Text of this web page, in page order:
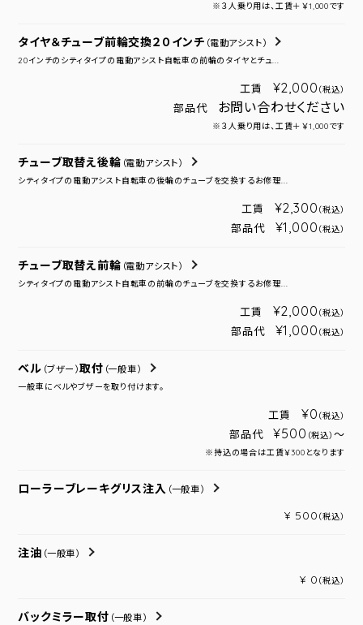
※３人乗り用は、工賃＋￥1,000です
タイヤ＆チューブ前輪交換２０インチ （電動アシスト）
20インチのシティタイプの電動アシスト自転車の前輪のタイヤとチュ...
工賃 ¥2,000 （税込）
部品代 お問い合わせください
※３人乗り用は、工賃＋￥1,000です
チューブ取替え後輪 （電動アシスト）
シティタイプの電動アシスト自転車の後輪のチューブを交換するお修理...
工賃 ¥2,300 （税込）
部品代 ¥1,000 （税込）
チューブ取替え前輪 （電動アシスト）
シティタイプの電動アシスト自転車の前輪のチューブを交換するお修理...
工賃 ¥2,000 （税込）
部品代 ¥1,000 （税込）
ベル （ブザー）取付 （一般車）
一般車にベルやブザーを取り付けます。
工賃 ¥0 （税込）
部品代 ¥500 （税込） ～
※持込の場合は工賃￥300となります
ローラーブレーキグリス注入 （一般車）
¥ 500 （税込）
注油 （一般車）
¥ 0 （税込）
バックミラー取付 （一般車）